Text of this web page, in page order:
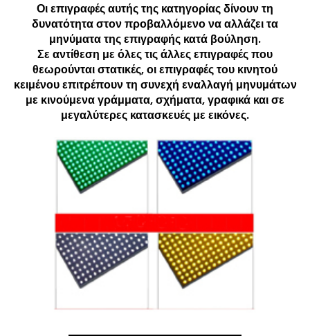
Οι επιγραφές αυτής της κατηγορίας δίνουν τη
δυνατότητα στον προβαλλόμενο να αλλάζει τα
μηνύματα της επιγραφής κατά βούληση.
Σε αντίθεση με όλες τις άλλες επιγραφές που
θεωρούνται στατικές, οι επιγραφές του κινητού
κειμένου επιτρέπουν τη συνεχή εναλλαγή μηνυμάτων
με κινούμενα γράμματα, σχήματα, γραφικά και σε
μεγαλύτερες κατασκευές με εικόνες.